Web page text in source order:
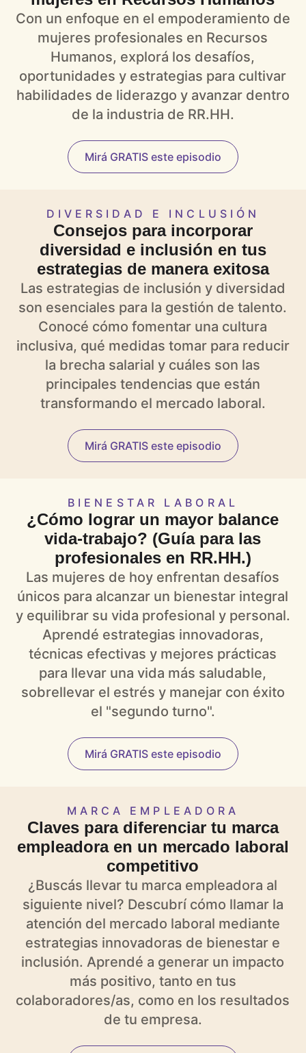
Con un enfoque en el empoderamiento de
mujeres profesionales en Recursos
Humanos, explorá los desafíos,
oportunidades y estrategias para cultivar
habilidades de liderazgo y avanzar dentro
de la industria de RR.HH.
Mirá GRATIS este episodio
DIVERSIDAD E INCLUSIÓN
Consejos para incorporar
diversidad e inclusión en tus
estrategias de manera exitosa
Las estrategias de inclusión y diversidad
son esenciales para la gestión de talento.
Conocé cómo fomentar una cultura
inclusiva, qué medidas tomar para reducir
la brecha salarial y cuáles son las
principales tendencias que están
transformando el mercado laboral.
Mirá GRATIS este episodio
BIENESTAR LABORAL
¿Cómo lograr un mayor balance
vida-trabajo? (Guía para las
profesionales en RR.HH.)
Las mujeres de hoy enfrentan desafíos
únicos para alcanzar un bienestar integral
y equilibrar su vida profesional y personal.
Aprendé estrategias innovadoras,
técnicas efectivas y mejores prácticas
para llevar una vida más saludable,
sobrellevar el estrés y manejar con éxito
el "segundo turno".
Mirá GRATIS este episodio
MARCA EMPLEADORA
Claves para diferenciar tu marca
empleadora en un mercado laboral
competitivo
¿Buscás llevar tu marca empleadora al
siguiente nivel? Descubrí cómo llamar la
atención del mercado laboral mediante
estrategias innovadoras de bienestar e
inclusión. Aprendé a generar un impacto
más positivo, tanto en tus
colaboradores/as, como en los resultados
de tu empresa.